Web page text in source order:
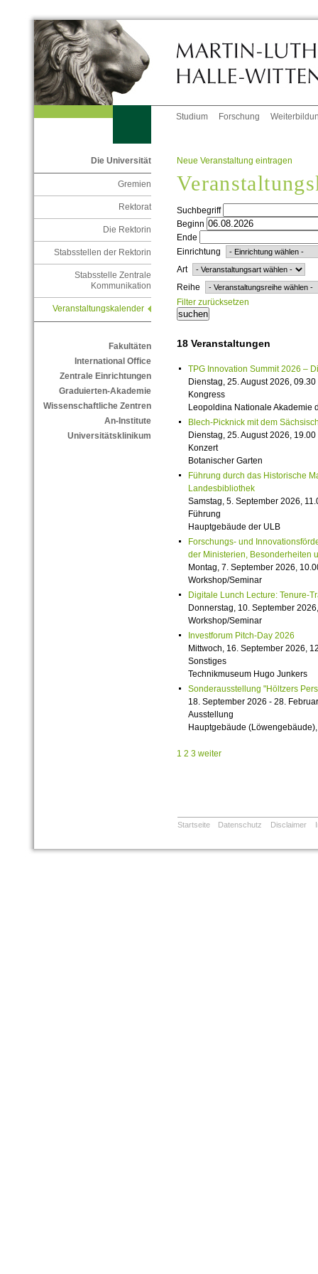
Studium Forschung
Die Universität
Gremien
Rektorat
Die Rektorin
Stabsstellen der Rektorin
Stabsstelle Zentrale
Kommunikation
Veranstaltungskalender
Fakultäten
International Office
Zentrale Einrichtungen
Graduierten-Akademie
Wissenschaftliche Zentren
An-Institute
Universitätsklinikum
Neue Veranstaltung eintragen
Suchbegriff
Beginn
Ende
Einrichtung
Art
Reihe
Filter zurücksetzen
18 Veranstaltungen
TPG Innovation Summit 2026 –
Dienstag, 25. August 2026,
Kongress
Leopoldina Nationale Akademie
Blech-Picknick mit dem
Dienstag, 25. August 2026,
Konzert
Botanischer Garten
Führung durch das Historische
Landesbibliothek
Samstag, 5. September 2026,
Führung
Hauptgebäude der ULB
Forschungs- und
der Ministerien, Besonderheiten
Montag, 7. September 2026,
Workshop/Seminar
Digitale Lunch Lecture: Tenure-
Donnerstag, 10. September
Workshop/Seminar
Investforum Pitch-Day 2026
Mittwoch, 16. September 2026,
Sonstiges
Technikmuseum Hugo Junkers
Sonderausstellung "Höltzers
18. September 2026 - 28.
Ausstellung
Hauptgebäude
1 2 3 weiter
Startseite Datenschutz Disclaimer